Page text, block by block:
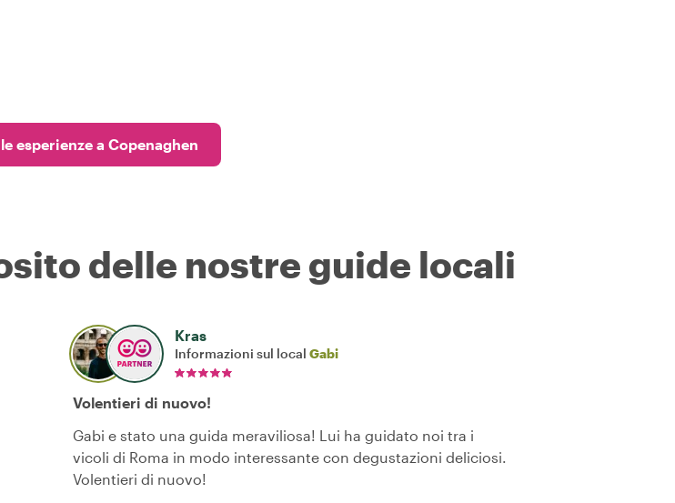
esperienze a Copenaghen
delle nostre guide locali
Kras
Informazioni sul local Gabi
Volentieri di nuovo!
Gabi e stato una guida meraviliosa! Lui ha guidato noi tra i
vicoli di Roma in modo interessante con degustazioni deliciosi.
Volentieri di nuovo!